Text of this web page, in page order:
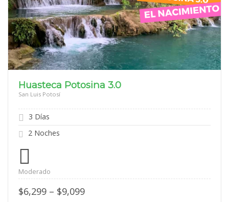
Huasteca Potosina 3.0
San Luis Potosí
3 Días
2 Noches
Moderado
$6,299 – $9,099Price